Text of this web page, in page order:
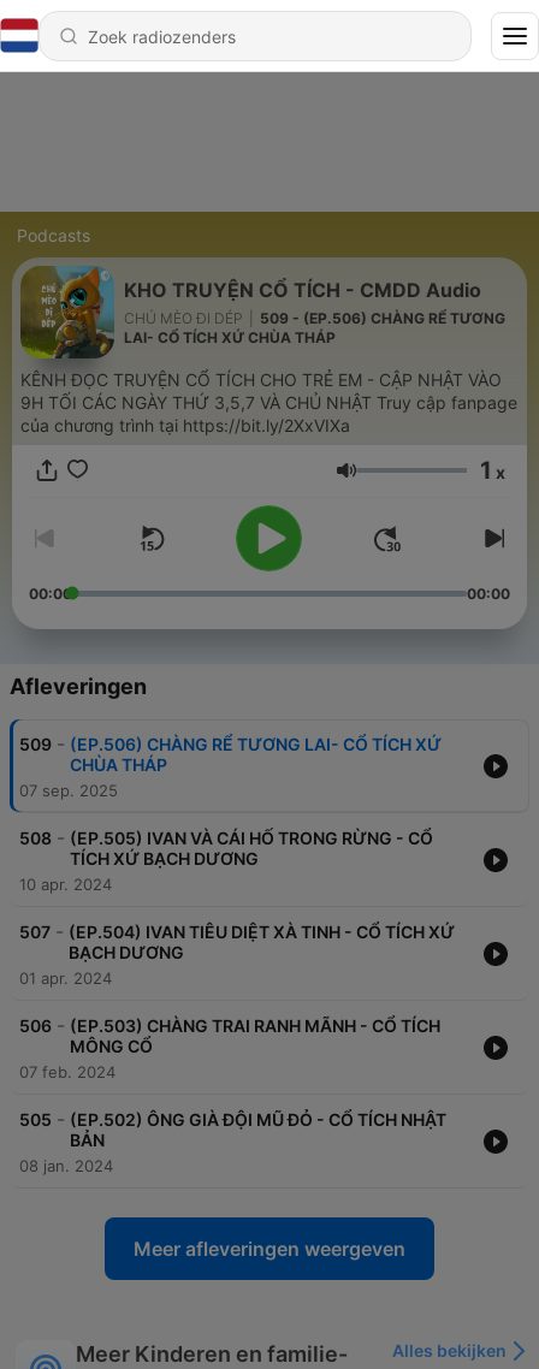
Podcasts
KHO TRUYỆN CỔ TÍCH - CMDD Audio
CHÚ MÈO ĐI DÉP
509 - (EP.506) CHÀNG RỂ TƯƠNG
LAI- CỔ TÍCH XỨ CHÙA THÁP
KÊNH ĐỌC TRUYỆN CỔ TÍCH CHO TRẺ EM - CẬP NHẬT VÀO
9H TỐI CÁC NGÀY THỨ 3,5,7 VÀ CHỦ NHẬT Truy cập fanpage
của chương trình tại https://bit.ly/2XxVIXa
Volume 1 x
00:00 00:00
Afleveringen
509 - (EP.506) CHÀNG RỂ TƯƠNG LAI- CỔ TÍCH XỨ
CHÙA THÁP
07 sep. 2025
508 - (EP.505) IVAN VÀ CÁI HỐ TRONG RỪNG - CỔ
TÍCH XỨ BẠCH DƯƠNG
10 apr. 2024
507 - (EP.504) IVAN TIÊU DIỆT XÀ TINH - CỔ TÍCH XỨ
BẠCH DƯƠNG
01 apr. 2024
506 - (EP.503) CHÀNG TRAI RANH MÃNH - CỔ TÍCH
MÔNG CỔ
07 feb. 2024
505 - (EP.502) ÔNG GIÀ ĐỘI MŨ ĐỎ - CỔ TÍCH NHẬT
BẢN
08 jan. 2024
Meer afleveringen weergeven
Meer Kinderen en familie-
Alles bekijken